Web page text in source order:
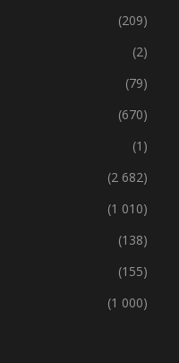
(42)
(209)
(2)
(79)
(670)
(1)
(2 682)
(1 010)
(138)
(155)